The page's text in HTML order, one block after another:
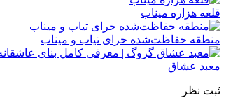
قلعه هزاره میناب
منطقه حفاظت‌شده حرای تیاب و میناب
معبد عشاق
ثبت نظر